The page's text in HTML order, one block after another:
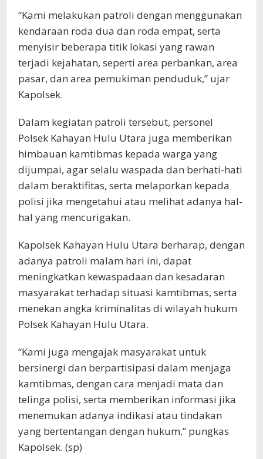
“Kami melakukan patroli dengan menggunakan
kendaraan roda dua dan roda empat, serta
menyisir beberapa titik lokasi yang rawan
terjadi kejahatan, seperti area perbankan, area
pasar, dan area pemukiman penduduk,” ujar
Kapolsek.
Dalam kegiatan patroli tersebut, personel
Polsek Kahayan Hulu Utara juga memberikan
himbauan kamtibmas kepada warga yang
dijumpai, agar selalu waspada dan berhati-hati
dalam beraktifitas, serta melaporkan kepada
polisi jika mengetahui atau melihat adanya hal-
hal yang mencurigakan.
Kapolsek Kahayan Hulu Utara berharap, dengan
adanya patroli malam hari ini, dapat
meningkatkan kewaspadaan dan kesadaran
masyarakat terhadap situasi kamtibmas, serta
menekan angka kriminalitas di wilayah hukum
Polsek Kahayan Hulu Utara.
“Kami juga mengajak masyarakat untuk
bersinergi dan berpartisipasi dalam menjaga
kamtibmas, dengan cara menjadi mata dan
telinga polisi, serta memberikan informasi jika
menemukan adanya indikasi atau tindakan
yang bertentangan dengan hukum,” pungkas
Kapolsek. (sp)